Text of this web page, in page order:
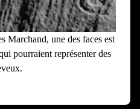
Marchand, une des faces est
pourraient représenter des